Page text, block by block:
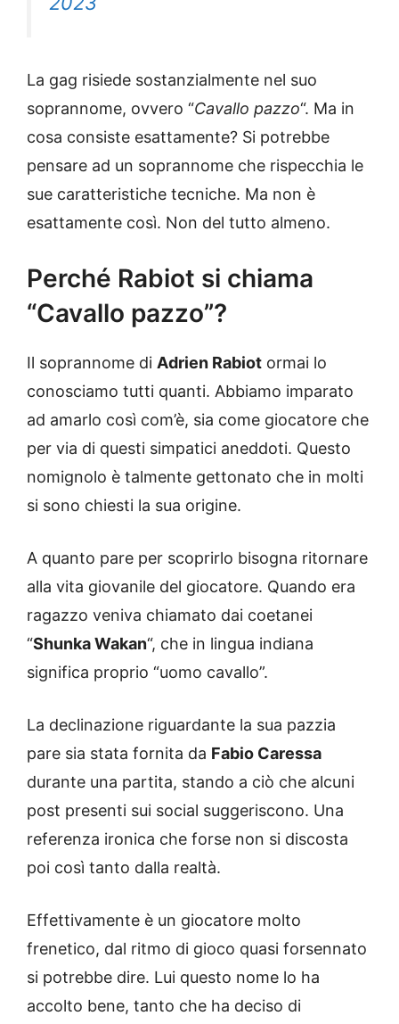
La gag risiede sostanzialmente nel suo
soprannome, ovvero “Cavallo pazzo“. Ma in
cosa consiste esattamente? Si potrebbe
pensare ad un soprannome che rispecchia le
sue caratteristiche tecniche. Ma non è
esattamente così. Non del tutto almeno.
Perché Rabiot si chiama
“Cavallo pazzo”?
Il soprannome di Adrien Rabiot ormai lo
conosciamo tutti quanti. Abbiamo imparato
ad amarlo così com’è, sia come giocatore che
per via di questi simpatici aneddoti. Questo
nomignolo è talmente gettonato che in molti
si sono chiesti la sua origine.
A quanto pare per scoprirlo bisogna ritornare
alla vita giovanile del giocatore. Quando era
ragazzo veniva chiamato dai coetanei
“Shunka Wakan“, che in lingua indiana
significa proprio “uomo cavallo”.
La declinazione riguardante la sua pazzia
pare sia stata fornita da Fabio Caressa
durante una partita, stando a ciò che alcuni
post presenti sui social suggeriscono. Una
referenza ironica che forse non si discosta
poi così tanto dalla realtà.
Effettivamente è un giocatore molto
frenetico, dal ritmo di gioco quasi forsennato
si potrebbe dire. Lui questo nome lo ha
accolto bene, tanto che ha deciso di